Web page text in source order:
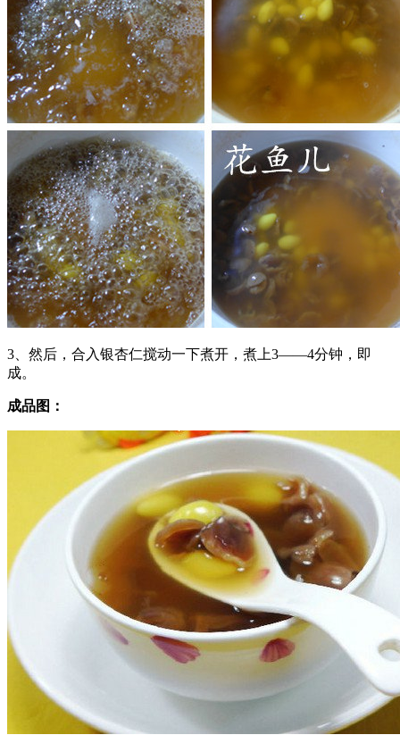
3、然后，合入银杏仁搅动一下煮开，煮上3——4分钟，即
成。
成品图：